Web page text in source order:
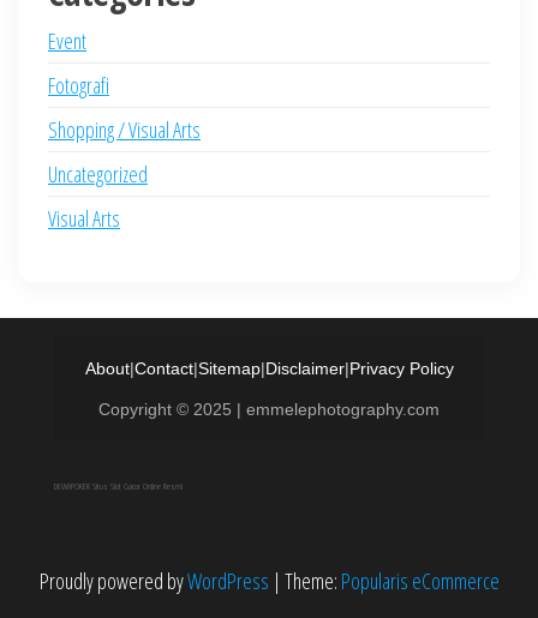
Event
Fotografi
Shopping / Visual Arts
Uncategorized
Visual Arts
About|Contact|Sitemap|Disclaimer|Privacy Policy
Copyright © 2025 | emmelephotography.com
DEWAPOKER Situs Slot Gacor Online Resmi
Proudly powered byWordPress | Theme: Popularis eCommerce